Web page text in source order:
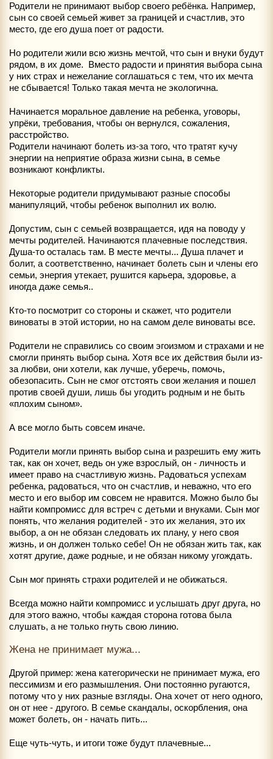
Родители не принимают выбор своего ребёнка. Например,
сын со своей семьей живет за границей и счастлив, это
место, где его душа поет от радости.
Но родители жили всю жизнь мечтой, что сын и внуки будут
рядом, в их доме. Вместо радости и принятия выбора сына
у них страх и нежелание соглашаться с тем, что их мечта
не сбывается! Только такая мечта не экологична.
Начинается моральное давление на ребенка, уговоры,
упрёки, требования, чтобы он вернулся, сожаления,
расстройство.
Родители начинают болеть из-за того, что тратят кучу
энергии на неприятие образа жизни сына, в семье
возникают конфликты.
Некоторые родители придумывают разные способы
манипуляций, чтобы ребенок выполнил их волю.
Допустим, сын с семьей возвращается, идя на поводу у
мечты родителей. Начинаются плачевные последствия.
Душа-то осталась там. В месте мечты... Душа плачет и
болит, а соответственно, начинает болеть сын и члены его
семьи, энергия утекает, рушится карьера, здоровье, а
иногда даже семья..
Кто-то посмотрит со стороны и скажет, что родители
виноваты в этой истории, но на самом деле виноваты все.
Родители не справились со своим эгоизмом и страхами и не
смогли принять выбор сына. Хотя все их действия были из-
за любви, они хотели, как лучше, уберечь, помочь,
обезопасить. Сын не смог отстоять свои желания и пошел
против своей души, лишь бы угодить родным и не быть
«плохим сыном».
А все могло быть совсем иначе.
Родители могли принять выбор сына и разрешить ему жить
так, как он хочет, ведь он уже взрослый, он - личность и
имеет право на счастливую жизнь. Радоваться успехам
ребенка, радоваться, что он счастлив, и неважно, что его
место и его выбор им совсем не нравится. Можно было бы
найти компромисс для встреч с детьми и внуками. Сын мог
понять, что желания родителей - это их желания, это их
выбор, а он не обязан следовать их плану, у него своя
жизнь, и он должен только себе! Он не обязан жить так, как
хотят другие, даже родные, и не обязан никому угождать.
Сын мог принять страхи родителей и не обижаться.
Всегда можно найти компромисс и услышать друг друга, но
для этого важно, чтобы каждая сторона готова была
слушать, а не только гнуть свою линию.
Жена не принимает мужа...
Другой пример: жена категорически не принимает мужа, его
пессимизм и его размышления. Они постоянно ругаются,
потому что у них разные взгляды. Она хочет от него одного,
он от нее - другого. В семье скандалы, оскорбления, она
может болеть, он - начать пить...
Еще чуть-чуть, и итоги тоже будут плачевные...